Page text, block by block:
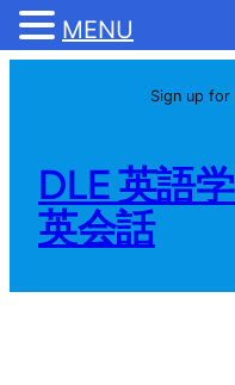
Sign up
DLE 英語
英会話
MENU